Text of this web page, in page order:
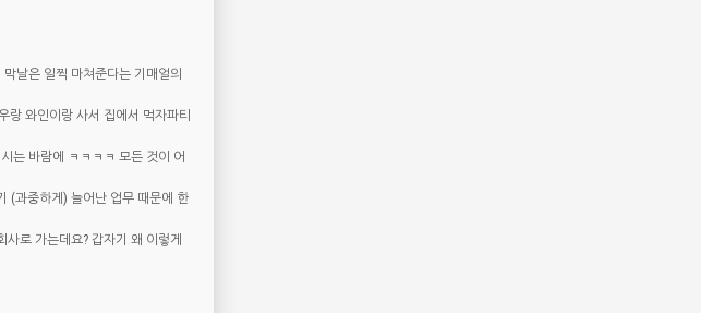
날은 일찍 마쳐준다는 기매얼의
랑 와인이랑 사서 집에서 먹자파티
는 바람에 ㅋㅋㅋㅋ 모든 것이 어
(과중하게) 늘어난 업무 때문에 한
로 가는데요? 갑자기 왜 이렇게